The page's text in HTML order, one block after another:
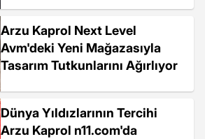
Arzu Kaprol Next Level
Avm'deki Yeni Mağazasıyla
Tasarım Tutkunlarını Ağırlıyor
Dünya Yıldızlarının Tercihi
Arzu Kaprol n11.com'da